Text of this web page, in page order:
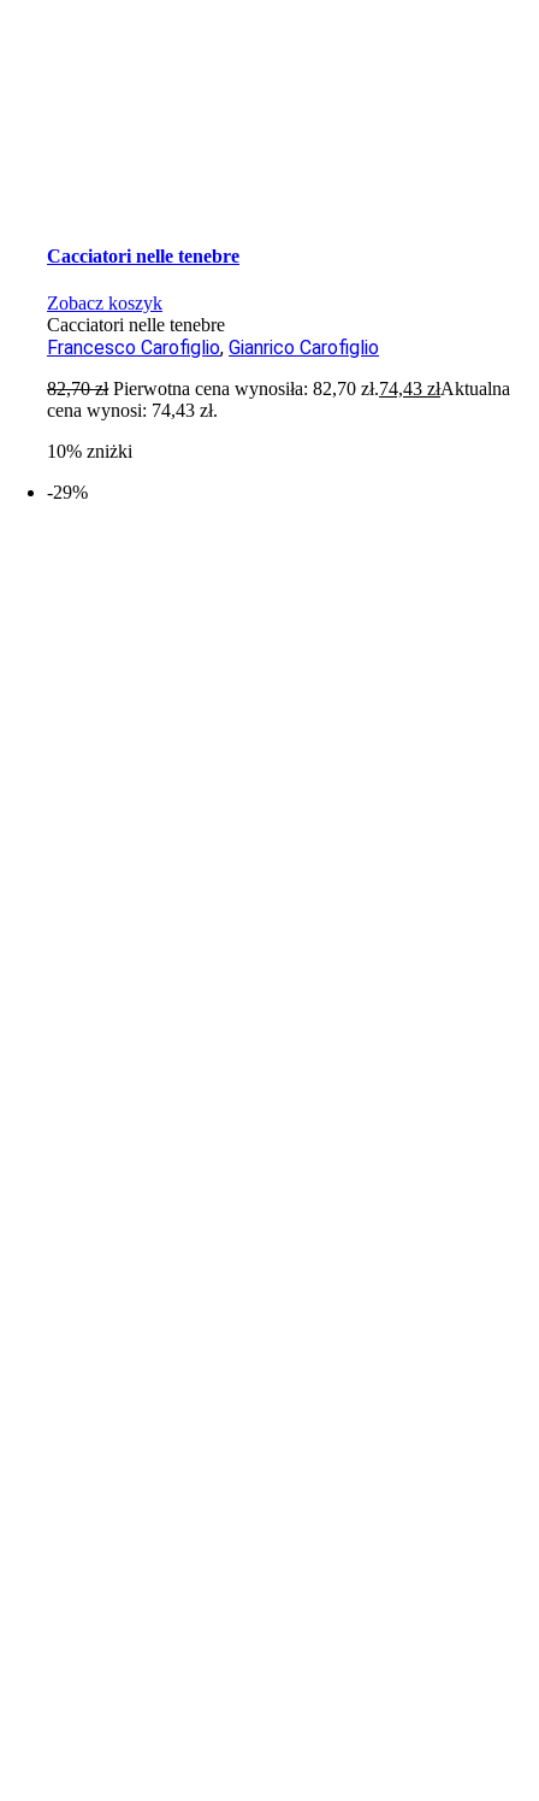
Cacciatori nelle tenebre
Zobacz koszyk
Cacciatori nelle tenebre
Francesco Carofiglio,Gianrico Carofiglio
82,70zł Pierwotna cena wynosiła: 82,70 zł.74,43złAktualna
cena wynosi: 74,43 zł.
10% zniżki
-29%